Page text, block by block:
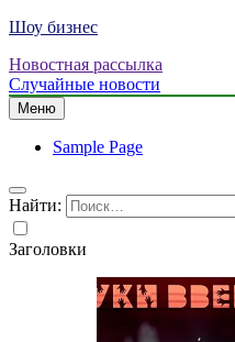
Шоу бизнес
Новостная рассылка
Случайные новости
Меню
Sample Page
Найти:
Заголовки